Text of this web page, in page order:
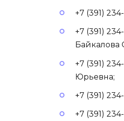
+7 (391)
+7 (391)
Байкалова
+7 (391)
Юрьевна;
+7 (391)
+7 (391)